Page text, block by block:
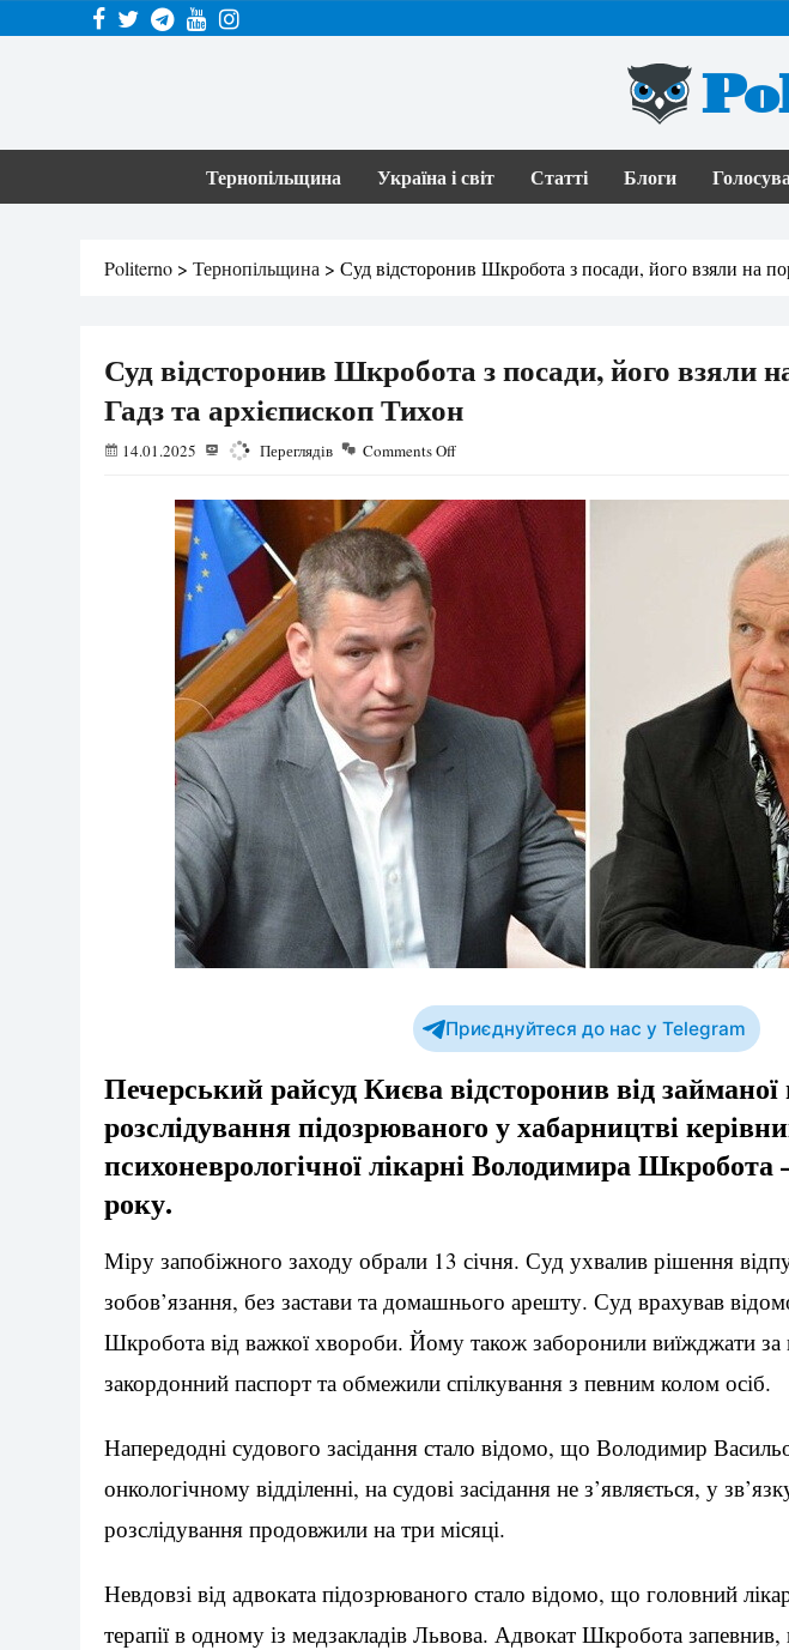
Тернопільщина Україна і світ Статті Блоги
Politerno > Тернопільщина > Суд відсторонив Шкробота з посади, його взяли на
Суд відсторонив Шкробота з посади, його
Гадз та архієпископ Тихон
14.01.2025 6928 Переглядів Comments Off
Приєднуйтеся до нас у Telegram
Печерський райсуд Києва відсторонив від
розслідування підозрюваного у хабарництві
психоневрологічної лікарні Володимира Шкробота
року.
Міру запобіжного заходу обрали 13 січня. Суд ухвалив рішення
зобов’язання, без застави та домашнього арешту. Суд врахував
Шкробота від важкої хвороби. Йому також заборонили виїжджати
закордонний паспорт та обмежили спілкування з певним колом осіб.
Напередодні судового засідання стало відомо, що Володимир
онкологічному відділенні, на судові засідання не з’являється, у
розслідування продовжили на три місяці.
Невдовзі від адвоката підозрюваного стало відомо, що головний
терапії в одному із медзакладів Львова. Адвокат Шкробота